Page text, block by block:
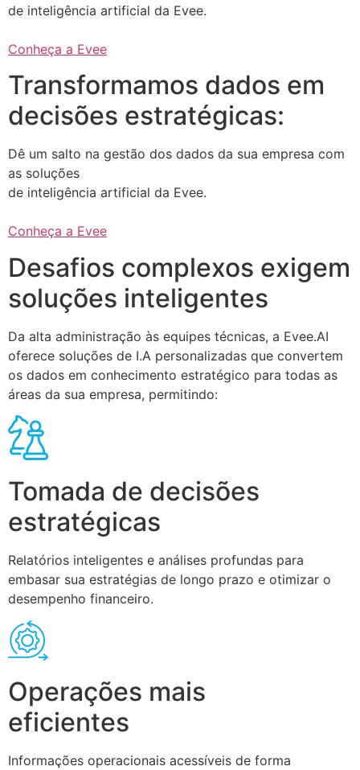
de inteligência artificial da Evee.
Conheça a Evee
Transformamos dados em
decisões estratégicas:
Dê um salto na gestão dos dados da sua empresa com
as soluções
de inteligência artificial da Evee.
Conheça a Evee
Desafios complexos exigem
soluções inteligentes
Da alta administração às equipes técnicas, a Evee.AI
oferece soluções de I.A personalizadas que convertem
os dados em conhecimento estratégico para todas as
áreas da sua empresa, permitindo:
Tomada de decisões
estratégicas
Relatórios inteligentes e análises profundas para
embasar sua estratégias de longo prazo e otimizar o
desempenho financeiro.
Operações mais
eficientes
Informações operacionais acessíveis de forma